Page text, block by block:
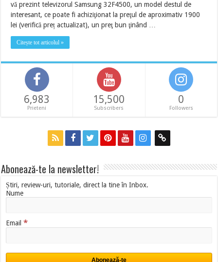
vă prezint televizorul Samsung 32F4500, un model destul de
interesant, ce poate fi achiziţionat la preţul de aproximativ 1900
lei (verifică preț actualizat), un preţ bun ţinând …
Citește tot articolul »
6,983
Prieteni
15,500
Subscribers
0
Followers
Abonează-te la newsletter!
Știri, review-uri, tutoriale, direct la tine în Inbox.
Nume
Email*